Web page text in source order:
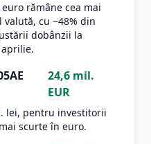
rămâne cea mai
cu ~48% din
dobânzii la
aprilie.
24,6 mil.
EUR
lei, pentru investitorii
scurte în euro.